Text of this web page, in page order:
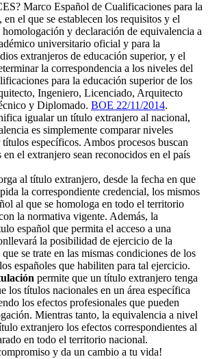
Marco Español de Cualificaciones para la
el que se establecen los requisitos y el
y declaración de equivalencia a
universitario oficial y para la
extranjeros de educación superior, y el
la correspondencia a los niveles del
para la educación superior de los
Ingeniero, Licenciado, Arquitecto
y Diplomado. BOE 22/11/2014.
igualar un título extranjero al nacional,
es simplemente comparar niveles
específicos. Ambos procesos buscan
en el extranjero sean reconocidos en el país
al título extranjero, desde la fecha en que
la correspondiente credencial, los mismos
al que se homologa en todo el territorio
la normativa vigente. Además, la
español que permita el acceso a una
la posibilidad de ejercicio de la
se trate en las mismas condiciones de los
españoles que habiliten para tal ejercicio.
permite que un título extranjero tenga
los títulos nacionales en un área específica
los efectos profesionales que pueden
Mientras tanto, la equivalencia a nivel
extranjero los efectos correspondientes al
en todo el territorio nacional.
y da un cambio a tu vida!